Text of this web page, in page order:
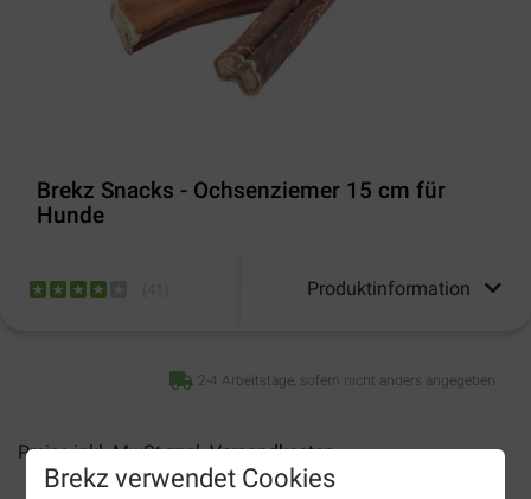
Brekz verwendet Cookies
Brekz Snacks - Ochsenziemer 15 cm für
Hunde
Produktinformation
2-4 Arbeitstage, sofern nicht anders angegeben
Preise inkl. MwSt zzgl.Versandkosten